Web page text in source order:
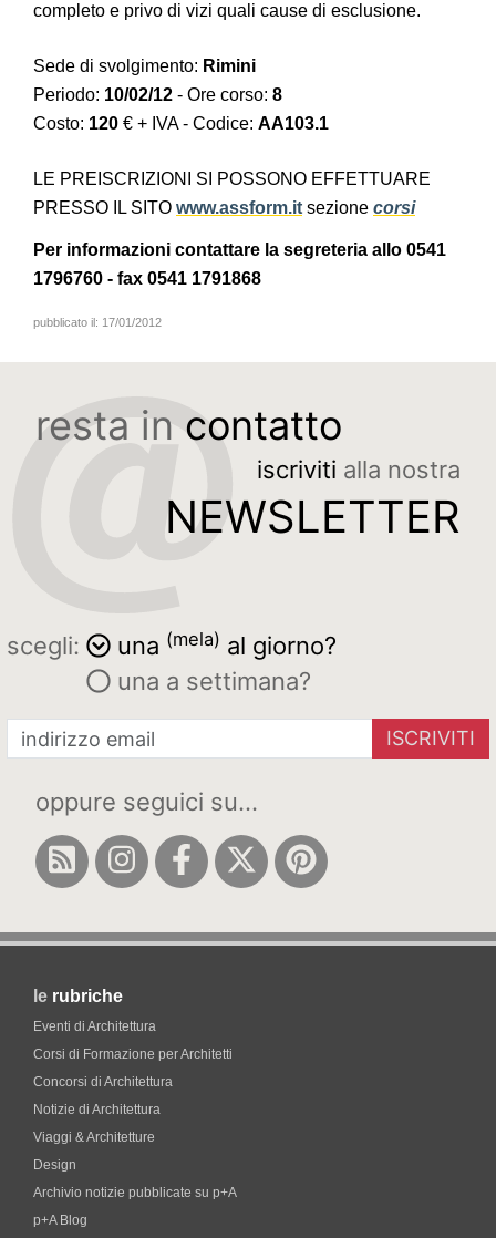
completo e privo di vizi quali cause di esclusione.
Sede di svolgimento: Rimini
Periodo: 10/02/12 - Ore corso: 8
Costo: 120 € + IVA - Codice: AA103.1
LE PREISCRIZIONI SI POSSONO EFFETTUARE
PRESSO IL SITO www.assform.it sezione corsi
Per informazioni contattare la segreteria allo 0541
1796760 - fax 0541 1791868
pubblicato il: 17/01/2012
resta in contatto
iscriviti alla nostra
NEWSLETTER
scegli: una (mela) al giorno?
una a settimana?
ISCRIVITI
oppure seguici su...
le rubriche
Eventi di Architettura
Corsi di Formazione per Architetti
Concorsi di Architettura
Notizie di Architettura
Viaggi & Architetture
Design
Archivio notizie pubblicate su p+A
p+A Blog